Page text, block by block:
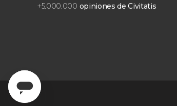
+5.000.000 opiniones de Civitatis